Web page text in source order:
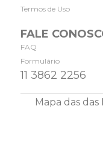
Termos de Uso
FALE
FAQ
Formulário
11 3862 2256
Mapa das